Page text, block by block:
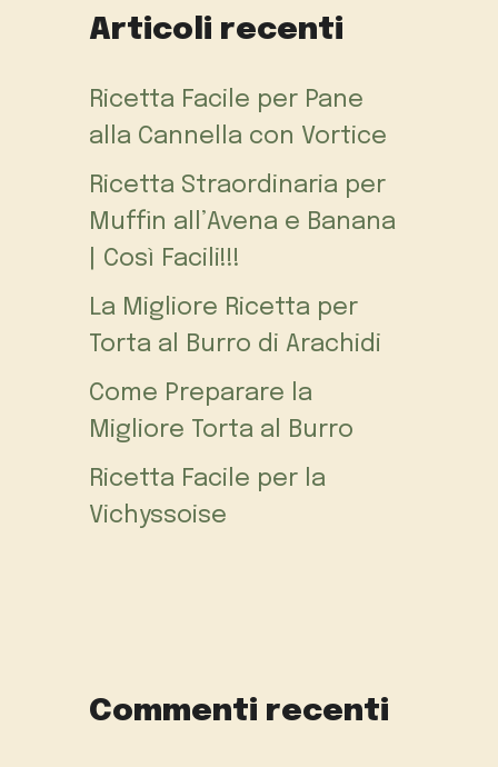
Articoli recenti
Ricetta Facile per Pane
alla Cannella con Vortice
Ricetta Straordinaria per
Muffin all’Avena e Banana
| Così Facili!!!
La Migliore Ricetta per
Torta al Burro di Arachidi
Come Preparare la
Migliore Torta al Burro
Ricetta Facile per la
Vichyssoise
Commenti recenti